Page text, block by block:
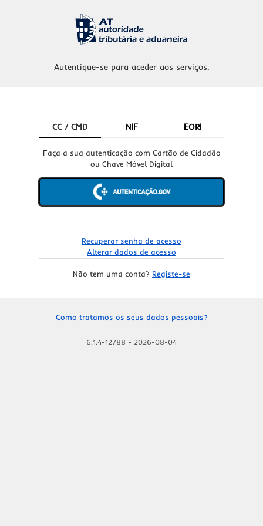
Autentique-se para aceder aos serviços.
CC / CMD NIF EORI
Faça a sua autenticação com Cartão de Cidadão
ou Chave Móvel Digital
Recuperar senha de acesso
Alterar dados de acesso
Não tem uma conta? Registe-se
Como tratamos os seus dados pessoais?
6.1.4-12788 - 2026-08-04